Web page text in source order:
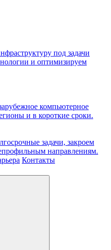
под задачи
и оптимизируем
компьютерное
и в короткие сроки.
задачи, закроем
направлениям.
Контакты